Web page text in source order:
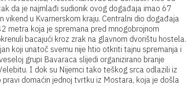
da je najmlađi sudionik ovog događaja imao 67
vikend u Kvarnerskom kraju. Centralni dio događaja
metra koja je spremana pred mnogobrojnom
bacajući kroz zrak na glavnom dvorištu hostela.
koji unatoč svemu nije htio otkriti tajnu spremanja i
grupi Bavaraca slijedi organizirano branje
I dok su Nijemci tako teškog srca odlazili iz
domaćin jednoj tvrtku iz Mostara, koja je došla